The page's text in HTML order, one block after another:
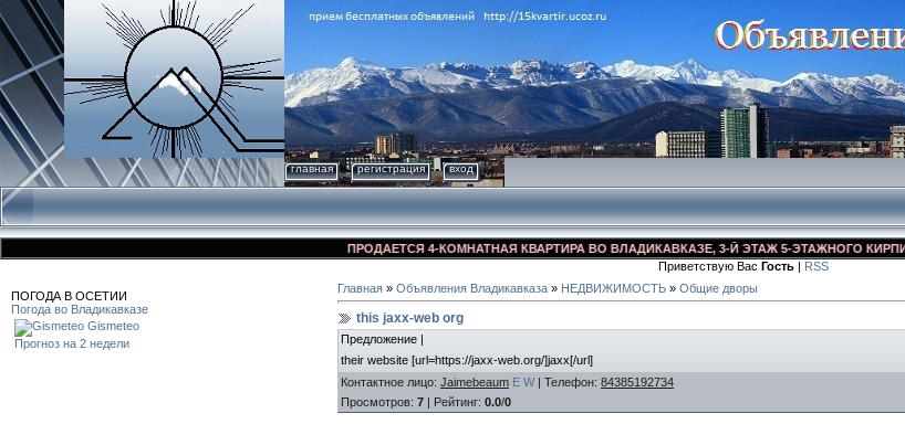
главная регистрация вход
ПРОДАЕТСЯ 4-КОМНАТНАЯ КВАРТИРА ВО ВЛАДИКАВКАЗЕ, 3-Й ЭТАЖ 5-ЭТАЖНОГО
Приветствую Вас Гость | RSS
ПОГОДА В ОСЕТИИ
Погода во Владикавказе
Gismeteo
Прогноз на 2 недели
Главная » Объявления Владикавказа » НЕДВИЖИМОСТЬ » Общие дворы
this jaxx-web org
Предложение |
their website [url=https://jaxx-web.org/]jaxx[/url]
Контактное лицо: Jaimebeaum E W | Телефон: 84385192734
Просмотров: 7 | Рейтинг: 0.0/0